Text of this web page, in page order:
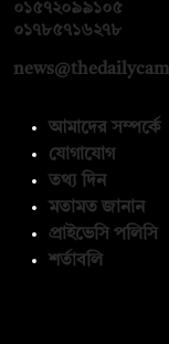
০১৫৭২০৯৯১০৫
০১৭৮৫৭১৬২৭৮
আমাদের সম্পর্কে
যোগাযোগ
তথ্য দিন
মতামত জানান
প্রাইভেসি পলিসি
শর্তাবলি